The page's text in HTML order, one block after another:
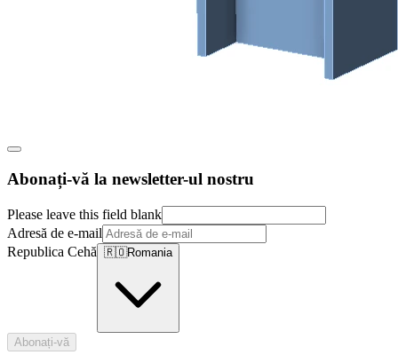
Abonați-vă la newsletter-ul nostru
Please leave this field blank
Adresă de e-mail
Republica Cehă 🇷🇴Romania
Abonați-vă